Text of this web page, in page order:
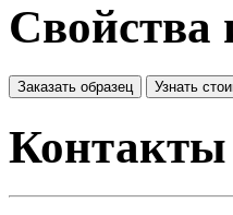
Заказать образец Узнать
Контакты